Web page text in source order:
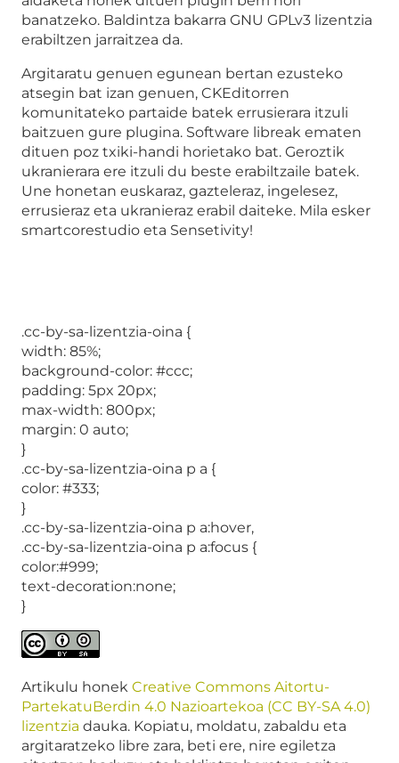
banatzeko. Baldintza bakarra GNU GPLv3 lizentzia
erabiltzen jarraitzea da.
Argitaratu genuen egunean bertan ezusteko
atsegin bat izan genuen, CKEditorren
komunitateko partaide batek errusierara itzuli
baitzuen gure plugina. Software libreak ematen
dituen poz txiki-handi horietako bat. Geroztik
ukranierara ere itzuli du beste erabiltzaile batek.
Une honetan euskaraz, gazteleraz, ingelesez,
errusieraz eta ukranieraz erabil daiteke. Mila esker
smartcorestudio eta Sensetivity!
.cc-by-sa-lizentzia-oina {
width: 85%;
background-color: #ccc;
padding: 5px 20px;
max-width: 800px;
margin: 0 auto;
}
.cc-by-sa-lizentzia-oina p a {
color: #333;
}
.cc-by-sa-lizentzia-oina p a:hover,
.cc-by-sa-lizentzia-oina p a:focus {
color:#999;
text-decoration:none;
}
Artikulu honek Creative Commons Aitortu-
PartekatuBerdin 4.0 Nazioartekoa (CC BY-SA 4.0)
lizentzia dauka. Kopiatu, moldatu, zabaldu eta
argitaratzeko libre zara, beti ere, nire egiletza